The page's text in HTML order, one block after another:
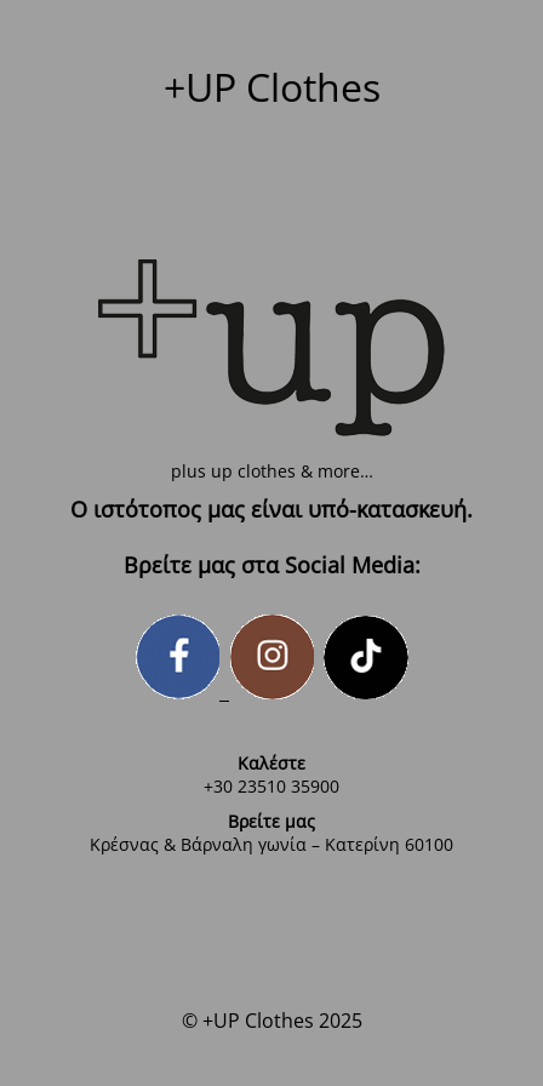
+UP Clothes
plus up clothes & more…
Ο ιστότοπος μας είναι υπό-κατασκευή.
Βρείτε μας στα Social Media:
Καλέστε
+30 23510 35900
Βρείτε μας
Κρέσνας & Βάρναλη γωνία – Κατερίνη 60100
© +UP Clothes 2025